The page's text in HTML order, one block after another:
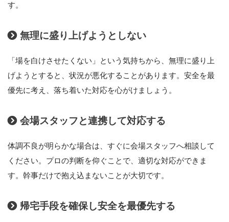
す。
無理に盛り上げようとしない
「場を白けさせたくない」という気持ちから、無理に盛り上
げようとすると、状況が悪化することがあります。安全を最
優先に考え、落ち着いた対応を心がけましょう。
会場スタッフと連携して対応する
体調不良が明らかな場合は、すぐに会場スタッフへ相談して
ください。プロの判断を仰ぐことで、適切な対応ができま
す。幹事だけで抱え込まないことが大切です。
帰宅手段を確保し安全を最優先する